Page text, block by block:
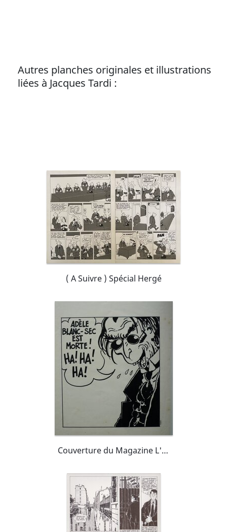
Autres planches originales et illustrations
liées à Jacques Tardi :
( A Suivre ) Spécial Hergé
Couverture du Magazine L'HEBDO de la BD N° 39 30/06/1978